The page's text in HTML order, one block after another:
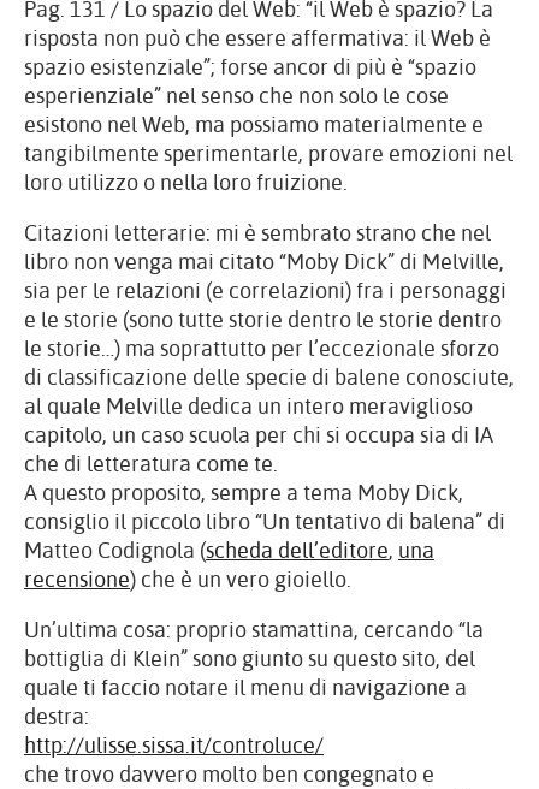
Pag. 131 / Lo spazio del Web: “il Web è spazio? La
risposta non può che essere affermativa: il Web è
spazio esistenziale”; forse ancor di più è “spazio
esperienziale” nel senso che non solo le cose
esistono nel Web, ma possiamo materialmente e
tangibilmente sperimentarle, provare emozioni nel
loro utilizzo o nella loro fruizione.
Citazioni letterarie: mi è sembrato strano che nel
libro non venga mai citato “Moby Dick” di Melville,
sia per le relazioni (e correlazioni) fra i personaggi
e le storie (sono tutte storie dentro le storie dentro
le storie…) ma soprattutto per l’eccezionale sforzo
di classificazione delle specie di balene conosciute,
al quale Melville dedica un intero meraviglioso
capitolo, un caso scuola per chi si occupa sia di IA
che di letteratura come te.
A questo proposito, sempre a tema Moby Dick,
consiglio il piccolo libro “Un tentativo di balena” di
Matteo Codignola (scheda dell’editore, una
recensione) che è un vero gioiello.
Un’ultima cosa: proprio stamattina, cercando “la
bottiglia di Klein” sono giunto su questo sito, del
quale ti faccio notare il menu di navigazione a
destra:
http://ulisse.sissa.it/controluce/
che trovo davvero molto ben congegnato e